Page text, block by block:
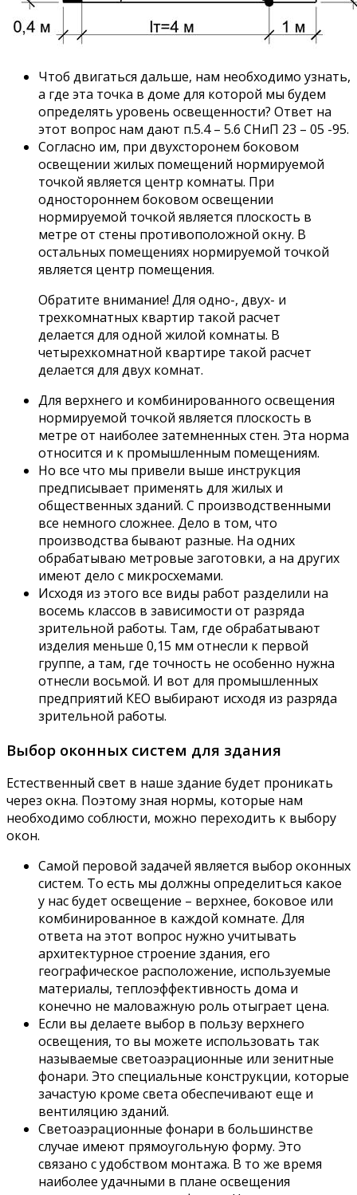
Чтоб двигаться дальше, нам необходимо узнать,
а где эта точка в доме для которой мы будем
определять уровень освещенности? Ответ на
этот вопрос нам дают п.5.4 – 5.6 СНиП 23 – 05 -95.
Согласно им, при двухсторонем боковом
освещении жилых помещений нормируемой
точкой является центр комнаты. При
одностороннем боковом освещении
нормируемой точкой является плоскость в
метре от стены противоположной окну. В
остальных помещениях нормируемой точкой
является центр помещения.
Обратите внимание! Для одно-, двух- и
трехкомнатных квартир такой расчет
делается для одной жилой комнаты. В
четырехкомнатной квартире такой расчет
делается для двух комнат.
Для верхнего и комбинированного освещения
нормируемой точкой является плоскость в
метре от наиболее затемненных стен. Эта норма
относится и к промышленным помещениям.
Но все что мы привели выше инструкция
предписывает применять для жилых и
общественных зданий. С производственными
все немного сложнее. Дело в том, что
производства бывают разные. На одних
обрабатываю метровые заготовки, а на других
имеют дело с микросхемами.
Исходя из этого все виды работ разделили на
восемь классов в зависимости от разряда
зрительной работы. Там, где обрабатывают
изделия меньше 0,15 мм отнесли к первой
группе, а там, где точность не особенно нужна
отнесли восьмой. И вот для промышленных
предприятий КЕО выбирают исходя из разряда
зрительной работы.
Выбор оконных систем для здания
Естественный свет в наше здание будет проникать
через окна. Поэтому зная нормы, которые нам
необходимо соблюсти, можно переходить к выбору
окон.
Самой перовой задачей является выбор оконных
систем. То есть мы должны определиться какое
у нас будет освещение – верхнее, боковое или
комбинированное в каждой комнате. Для
ответа на этот вопрос нужно учитывать
архитектурное строение здания, его
географическое расположение, используемые
материалы, теплоэффективность дома и
конечно не маловажную роль отыграет цена.
Если вы делаете выбор в пользу верхнего
освещения, то вы можете использовать так
называемые светоаэрационные или зенитные
фонари. Это специальные конструкции, которые
зачастую кроме света обеспечивают еще и
вентиляцию зданий.
Светоаэрационные фонари в большинстве
случае имеют прямоугольную форму. Это
связано с удобством монтажа. В то же время
наиболее удачными в плане освещения